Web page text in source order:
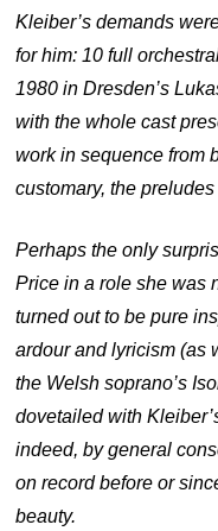
Kleiber’s demands
for him: 10 full
1980 in Dresden’s
with the whole cast
work in sequence from
customary, the
Perhaps the only
Price in a role she was
turned out to be pure
ardour and lyricism (as
the Welsh soprano’s
dovetailed with
indeed, by general
on record before or
beauty.